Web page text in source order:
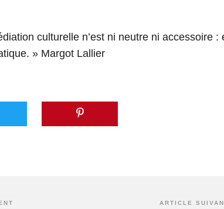
culturelle n’est ni neutre ni accessoire :
» Margot Lallier
ARTICLE